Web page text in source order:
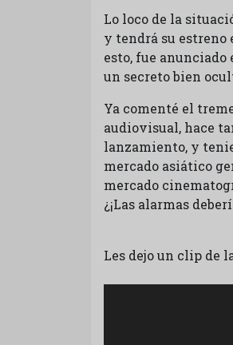
Lo loco de la
y tendrá su estreno
esto, fue
un secreto bien
Ya comenté el
audiovisual, hace
lanzamiento, y
mercado asiático
mercado
¿¡Las alarmas
Les dejo un clip de